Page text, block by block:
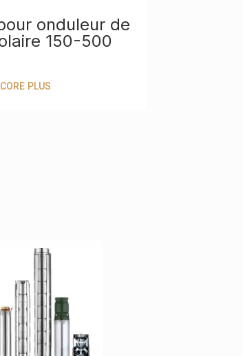
onduleur de
150-500
PLUS